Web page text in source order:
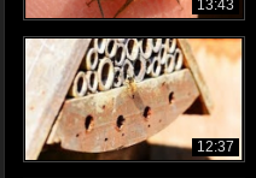
13:43
12:37